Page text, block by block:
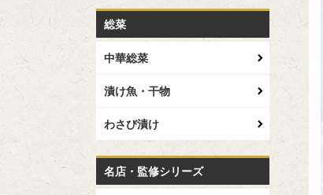
総菜
中華総菜
漬け魚・干物
わさび漬け
名店・監修シリーズ